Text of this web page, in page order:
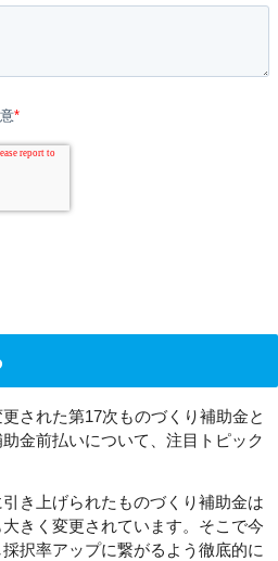
された第17次ものづくり補助金と
金前払いについて、注目トピック
き上げられたものづくり補助金は
きく変更されています。そこで今
択率アップに繋がるよう徹底的に